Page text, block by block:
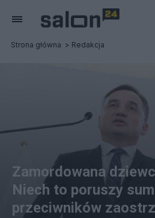
Strona główna Redakcja
Zamordowana
Niech to poruszy
przeciwników